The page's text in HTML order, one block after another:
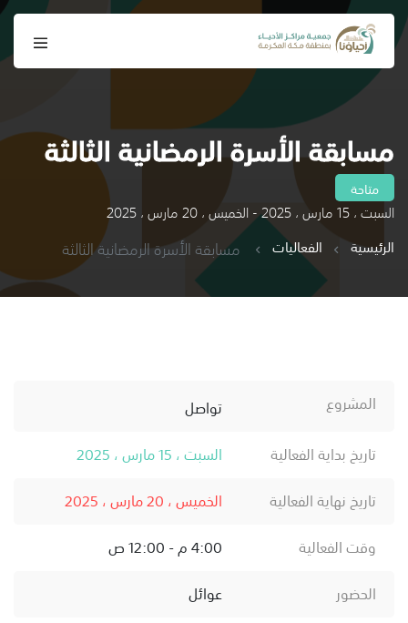
مسابقة الأسرة الرمضانية الثالثة
متاحة
السبت ، 15 مارس ، 2025 - الخميس ، 20 مارس ، 2025
الرئيسية
الفعاليات مسابقة الأسرة الرمضانية الثالثة
المشروع
تواصل
تاريخ بداية الفعالية
السبت ، 15 مارس ، 2025
تاريخ نهاية الفعالية
الخميس ، 20 مارس ، 2025
وقت الفعالية
4:00 م - 12:00 ص
الحضور
عوائل